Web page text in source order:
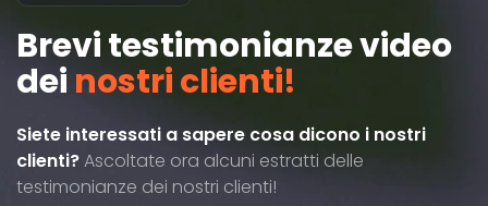
Brevi testimonianze video
dei nostri clienti!
Siete interessati a sapere cosa dicono i nostri
clienti?Ascoltate ora alcuni estratti delle
testimonianze dei nostri clienti!